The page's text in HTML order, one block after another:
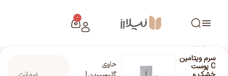
0
فروشگاه نیلارز
سرم ویتامین
C پوست حاوی